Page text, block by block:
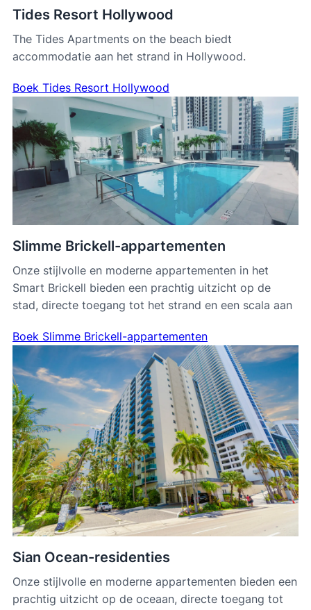
Tides Resort Hollywood
The Tides Apartments on the beach biedt
accommodatie aan het strand in Hollywood.
Boek Tides Resort Hollywood
Slimme Brickell-appartementen
Onze stijlvolle en moderne appartementen in het
Smart Brickell bieden een prachtig uitzicht op de
stad, directe toegang tot het strand en een scala aan
Boek Slimme Brickell-appartementen
Sian Ocean-residenties
Onze stijlvolle en moderne appartementen bieden een
prachtig uitzicht op de oceaan, directe toegang tot